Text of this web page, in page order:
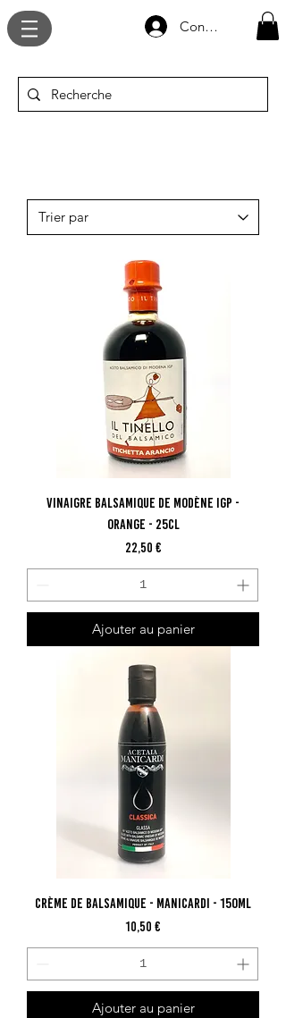
Connexion
Vinaigre Balsamique de Modène IGP -
Orange - 25cl
Prix
22,50 €
Ajouter au panier
Crème de Balsamique - Manicardi - 150ml
Prix
10,50 €
Ajouter au panier